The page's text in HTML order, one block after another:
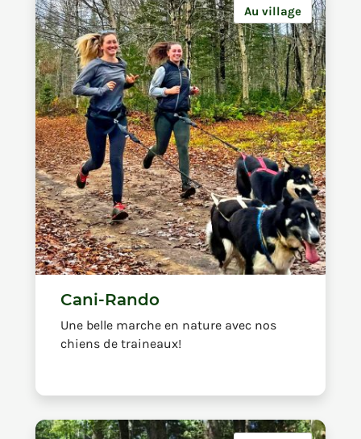
Au village
Cani-Rando
Une belle marche en nature avec nos
chiens de traineaux!